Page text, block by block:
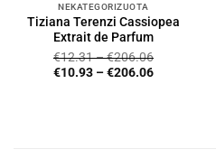
NEKATEGORIZUOTA
Tiziana Terenzi Cassiopea
Extrait de Parfum
€12.31–€206.06
€10.93 –€206.06